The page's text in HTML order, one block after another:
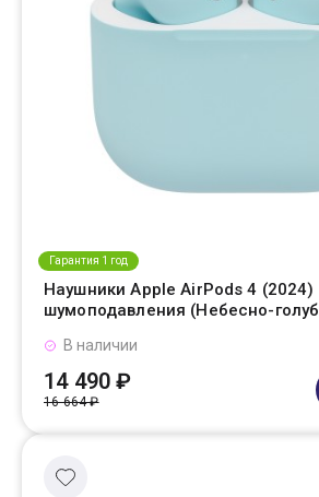
Гарантия 1 год
Наушники Apple AirPods 4 (2024)
шумоподавления (Небесно-
В наличии
14 490 ₽
16 664 ₽